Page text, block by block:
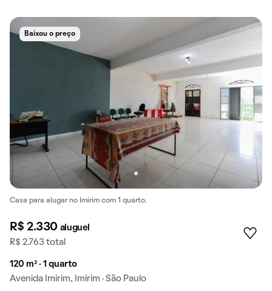
Baixou o preço
Casa para alugar no Imirim com 1 quarto.
R$ 2.330 aluguel
R$ 2.763 total
120 m² · 1 quarto
Avenida Imirim, Imirim · São Paulo